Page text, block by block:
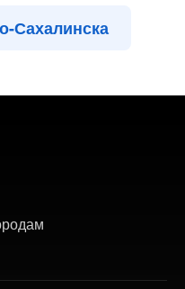
Сахалинска